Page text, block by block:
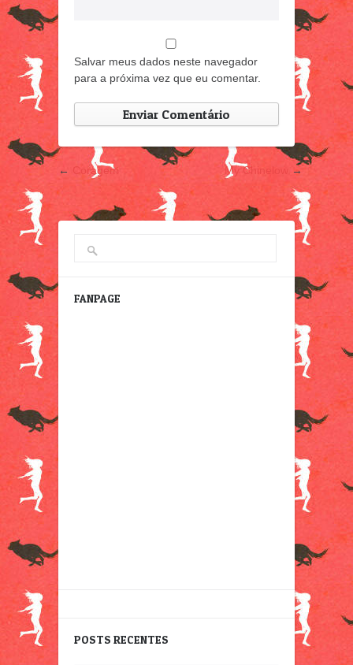
Salvar meus dados neste navegador
para a próxima vez que eu comentar.
← Coragem My Chinelow →
FANPAGE
POSTS RECENTES